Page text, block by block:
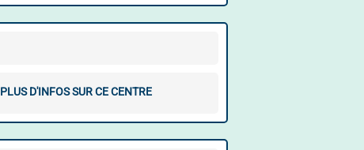
PLUS D'INFOS SUR CE CENTRE